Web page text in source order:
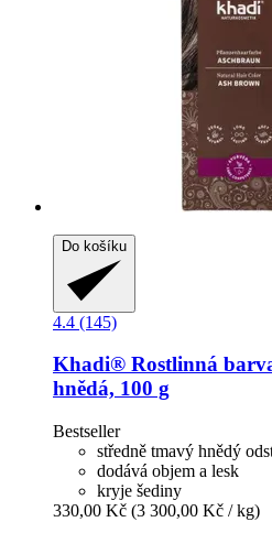
Do košíku
4.4 (145)
Khadi® Rostlinná
hnědá, 100 g
Bestseller
středně tmavý hnědý
dodává objem a lesk
kryje šediny
330,00 Kč (3 300,00 Kč / kg)